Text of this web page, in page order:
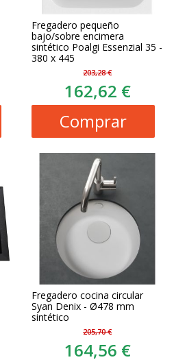
Fregadero pequeño
bajo/sobre encimera
sintético Poalgi Essenzial 35 -
380 x 445
203,28 €
162,62 €
Comprar
Fregadero cocina circular
Syan Denix - Ø478 mm
sintético
205,70 €
164,56 €